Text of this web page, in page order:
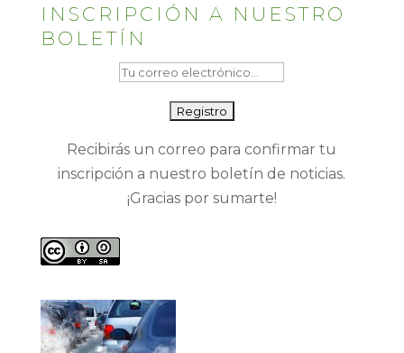
INSCRIPCIÓN A NUESTRO
BOLETÍN
Recibirás un correo para confirmar tu
inscripción a nuestro boletín de noticias.
¡Gracias por sumarte!